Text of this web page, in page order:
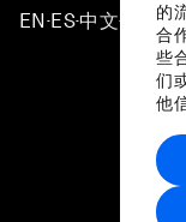
的
合
些
们
他
EN ▪ES▪中文▪ 日本語